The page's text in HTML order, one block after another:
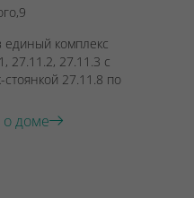
единый комплекс
27.11.2, 27.11.3 с
27.11.8 по
доме